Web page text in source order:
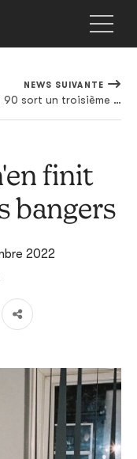
NEWS SUIVANTE
Italia 90 sort un troisième extrait de Living Human Treasure
finit
bangers
2022